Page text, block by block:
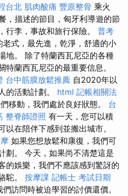
台北 肌肉酸痛 豐原整骨 乘火
，描述的節目，匈牙利導遊的節
行李，事故和旅行保險。 普考
式，最先進，乾淨，舒適的小
地。 除了特蘭西瓦尼亞的各種
蘭西瓦尼亞的最重要信息。
台中筋膜放鬆推薦 自2020年以
的活動計劃。 html 記帳相關法
移動，我們處於良好狀態。 台
整脊師證照 有一天，您可以積
在陪伴下感到並搬出城市。
如果您想放鬆和康復，我們可
劃。 今天，如果尚不清楚這是
的娛樂，我們不應該感到驚訝的
駝。 按摩課 記帳士 考試日期
訪問時被迫學習的討價還價。